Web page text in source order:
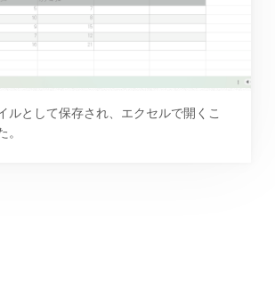
ルとして保存され、エクセルで開くこ
。